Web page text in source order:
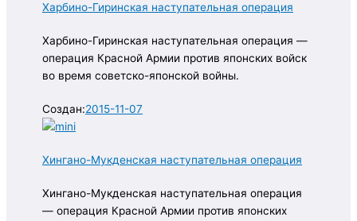
Харбино-Гиринская наступательная операция
Харбино-Гиринская наступательная операция —
операция Красной Армии против японских войск
во время советско-японской войны.
Создан:2015-11-07
Хингано-Мукденская наступательная операция
Хингано-Мукденская наступательная операция
— операция Красной Армии против японских